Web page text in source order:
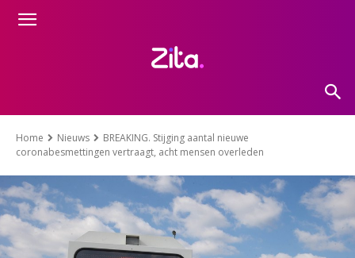
Home Nieuws
BREAKING. Stijging aantal nieuwe
coronabesmettingen vertraagt, acht mensen overleden